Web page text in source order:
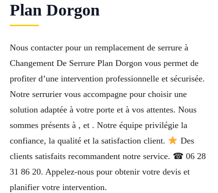
Plan Dorgon
Nous contacter pour un remplacement de serrure à
Changement De Serrure Plan Dorgon vous permet de
profiter d’une intervention professionnelle et sécurisée.
Notre serrurier vous accompagne pour choisir une
solution adaptée à votre porte et à vos attentes. Nous
sommes présents à , et . Notre équipe privilégie la
confiance, la qualité et la satisfaction client.
Des
clients satisfaits recommandent notre service. ☎ 06 28
31 86 20. Appelez-nous pour obtenir votre devis et
planifier votre intervention.